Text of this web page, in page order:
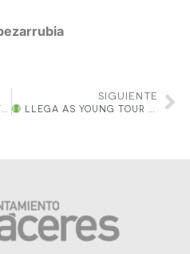
SIGUIENTE
LLEGA AS YOUNG TOUR A CÁCERES | 29 SEPTIEMBRE – 5 OCTUBRE